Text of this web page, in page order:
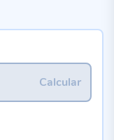
Calcular